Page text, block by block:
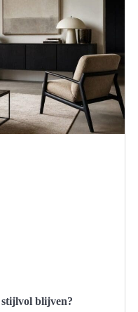
stijlvol blijven?